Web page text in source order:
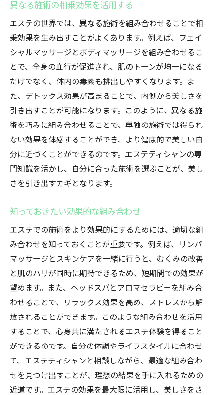
法
テクノロジーを駆使した最新施術
プロが薦めるセルフケアとの組み合わせ
エステで体験する至福の時間
エステを通じて内側から輝く美しさを実感
心と体のリセットをする方法
内面の美しさを引き出す秘訣
メンタルケアとエステの関係
エステで得るリラクゼーションの力
心身の調和を図る施術紹介
エステがもたらす生活へのポジティブな影
る効果
リラックス効果を高める組み合わせ
全身トータルケアのすすめ
肌質改善と引き締め効果を同時に狙う
アンチエイジング施術のパワーアップ
季節に応じた施術組み合わせ
エステの組み合わせで実現する理想の美しさ
個別カウンセリングによるオーダーメイド
施術
異なる施術の相乗効果を活用する
エステの世界では、異なる施術を組み合わせることで相
乗効果を生み出すことがよくあります。例えば、フェイ
シャルマッサージとボディマッサージを組み合わせるこ
とで、全身の血行が促進され、肌のトーンが均一になる
だけでなく、体内の毒素も排出しやすくなります。ま
た、デトックス効果が高まることで、内側から美しさを
引き出すことが可能になります。このように、異なる施
術を巧みに組み合わせることで、単独の施術では得られ
ない効果を体感することができ、より健康的で美しい自
分に近づくことができるのです。エステティシャンの専
門知識を活かし、自分に合った施術を選ぶことが、美し
さを引き出すカギとなります。
知っておきたい効果的な組み合わせ
エステでの施術をより効果的にするためには、適切な組
み合わせを知っておくことが重要です。例えば、リンパ
マッサージとスキンケアを一緒に行うと、むくみの改善
と肌のハリが同時に期待できるため、短期間での効果が
望めます。また、ヘッドスパとアロマセラピーを組み合
わせることで、リラックス効果を高め、ストレスから解
放されることができます。このような組み合わせを活用
することで、心身共に満たされるエステ体験を得ること
ができるのです。自分の体調やライフスタイルに合わせ
て、エステティシャンと相談しながら、最適な組み合わ
せを見つけ出すことが、理想の結果を手に入れるための
近道です。エステの効果を最大限に活用し、美しさをさ